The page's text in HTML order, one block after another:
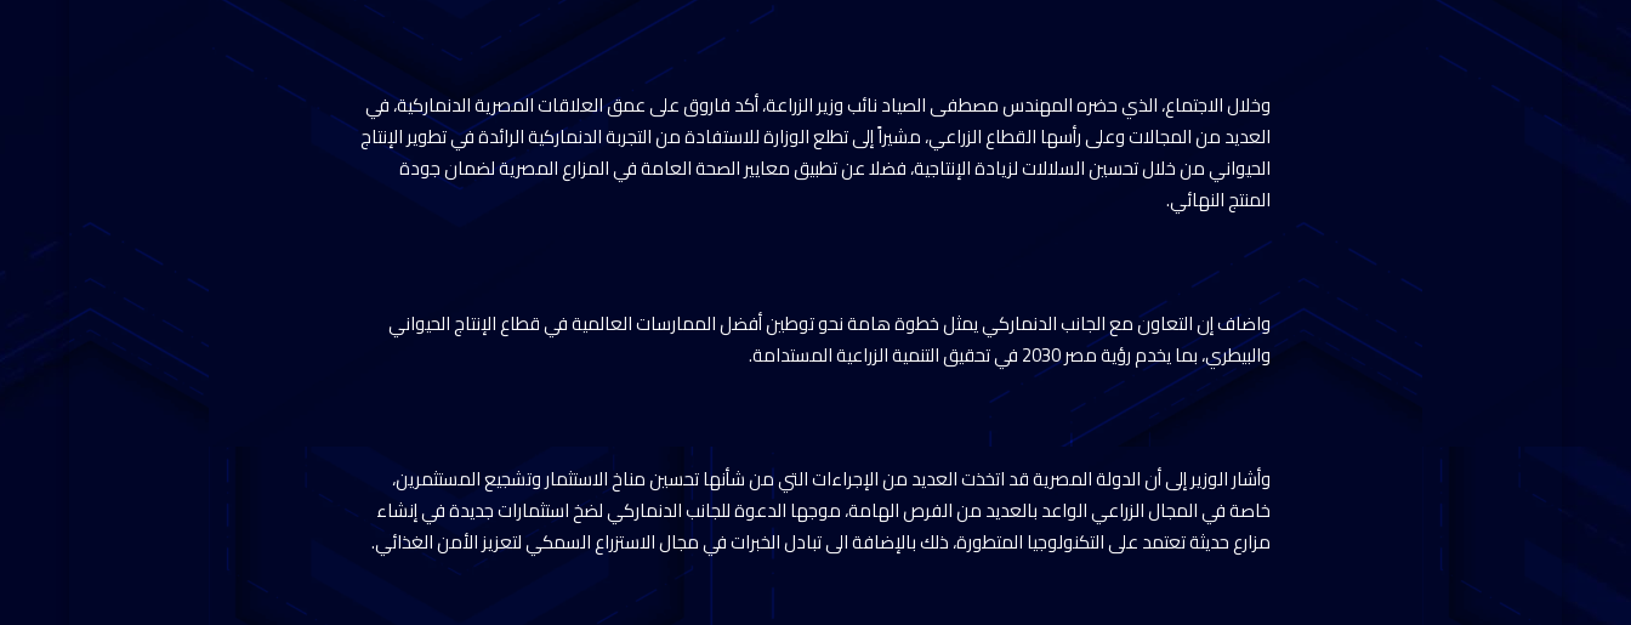
وخلال الاجتماع، الذي حضره المهندس مصطفى الصياد نائب وزير الزراعة، أكد فاروق على عمق العلاقات المصرية الدنماركية، في
العديد من المجالات وعلى رأسها القطاع الزراعي، مشيراً إلى تطلع الوزارة للاستفادة من التجربة الدنماركية الرائدة في تطوير الإنتاج
الحيواني من خلال تحسين السلالات لزيادة الإنتاجية، فضلا عن تطبيق معايير الصحة العامة في المزارع المصرية لضمان جودة
المنتج النهائي.
واضاف إن التعاون مع الجانب الدنماركي يمثل خطوة هامة نحو توطين أفضل الممارسات العالمية في قطاع الإنتاج الحيواني
والبيطري، بما يخدم رؤية مصر 2030 في تحقيق التنمية الزراعية المستدامة.
وأشار الوزير إلى أن الدولة المصرية قد اتخذت العديد من الإجراءات التي من شأنها تحسين مناخ الاستثمار وتشجيع المستثمرين،
خاصة في المجال الزراعي الواعد بالعديد من الفرص الهامة، موجها الدعوة للجانب الدنماركي لضخ استثمارات جديدة في إنشاء
مزارع حديثة تعتمد على التكنولوجيا المتطورة، ذلك بالإضافة الى تبادل الخبرات في مجال الاستزراع السمكي لتعزيز الأمن الغذائي.